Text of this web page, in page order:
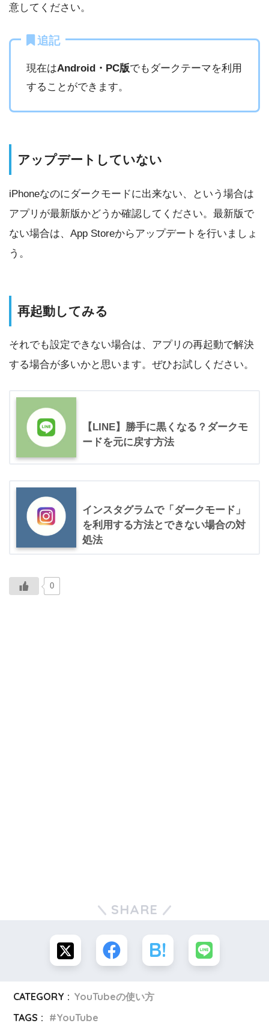
意してください。
追記
現在はAndroid・PC版でもダークテーマを利用
することができます。
アップデートしていない
iPhoneなのにダークモードに出来ない、という場合は
アプリが最新版かどうか確認してください。最新版で
ない場合は、App Storeからアップデートを行いましょ
う。
再起動してみる
それでも設定できない場合は、アプリの再起動で解決
する場合が多いかと思います。ぜひお試しください。
【LINE】勝手に黒くなる？ダークモ
ードを元に戻す方法
インスタグラムで「ダークモード」
を利用する方法とできない場合の対
処法
0
SHARE
CATEGORY : YouTubeの使い方
TAGS :
YouTube